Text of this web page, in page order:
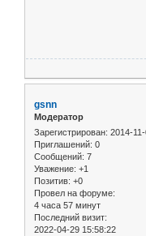
gsnn
Модератор
Зарегистрирован: 2014-
Приглашений: 0
Сообщений: 7
Уважение: +1
Позитив: +0
Провел на форуме:
4 часа 57 минут
Последний визит:
2022-04-29 15:58:22